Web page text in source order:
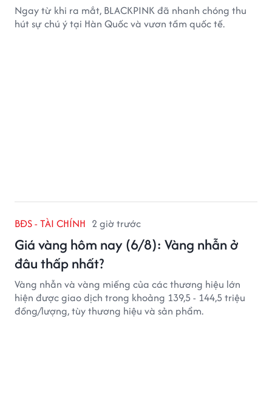
Ngay từ khi ra mắt, BLACKPINK đã nhanh chóng thu
hút sự chú ý tại Hàn Quốc và vươn tầm quốc tế.
BĐS - TÀI CHÍNH 2 giờ trước
Giá vàng hôm nay (6/8): Vàng nhẫn ở
đâu thấp nhất?
Vàng nhẫn và vàng miếng của các thương hiệu lớn
hiện được giao dịch trong khoảng 139,5 - 144,5 triệu
đồng/lượng, tùy thương hiệu và sản phẩm.